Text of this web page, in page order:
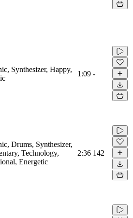
Synthesizer, Happy,
1:09 -
Drums, Synthesizer,
Technology,
Energetic
2:36 142